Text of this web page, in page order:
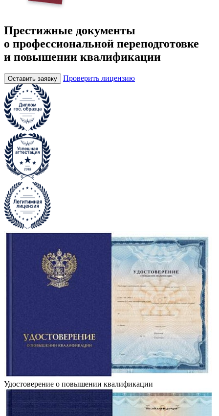
Престижные документы
о профессиональной переподготовке
и повышении квалификации
Оставить заявку Проверить лицензию
Удостоверение о повышении квалификации